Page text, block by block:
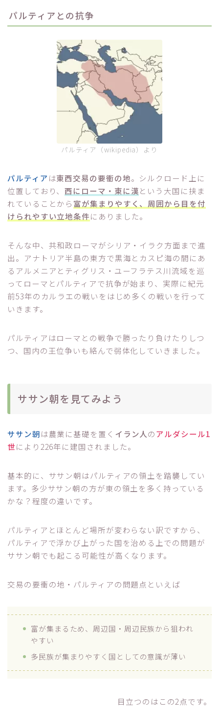
パルティアとの抗争
パルティア（wikipedia）より
パルティアは東西交易の要衝の地。シルクロード上に
位置しており、西にローマ・東に漢という大国に挟ま
れていることから 富が集まりやすく、周囲から目を付
けられやすい立地条件にありました。
そんな中、共和政ローマがシリア・イラク方面まで進
出。アナトリア半島の東方で黒海とカスピ海の間にあ
るアルメニアとティグリス・ユーフラテス川流域を巡
ってローマとパルティアで抗争が始まり、実際に紀元
前53年のカルラエの戦いをはじめ多くの戦いを行って
いきます。
パルティアはローマとの戦争で勝ったり負けたりしつ
つ、国内の王位争いも絡んで弱体化していきました。
ササン朝を見てみよう
ササン朝は農業に基礎を置く イラン人のアルダシール1
世により226年に建国されました。
基本的に、ササン朝はパルティアの領土を踏襲してい
ます。多少ササン朝の方が東の領土を多く持っている
かな？程度の違いです。
パルティアとほとんど場所が変わらない訳ですから、
パルティアで浮かび上がった国を治める上での問題が
ササン朝でも起こる可能性が高くなります。
交易の要衝の地・パルティアの問題点といえば
富が集まるため、周辺国・周辺民族から狙われ
やすい
多民族が集まりやすく国としての意識が薄い
目立つのはこの2点です。